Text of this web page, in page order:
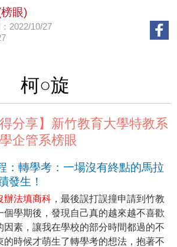
眼)
2022/10/27
柯○旋
得分享】新竹教育大學特教系
企管系榜眼
：轉學考：一場沒有終點的馬拉
發生！
辦法填商科 ，最後誤打誤撞申請到竹教
個學期後，發現自己真的越來越不喜歡
因素，讓我在學校的部分時間都過的不
的時候才萌生了轉學考的想法，抱著不